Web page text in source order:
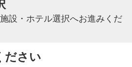
設・ホテル選択へお進みくだ
ださい